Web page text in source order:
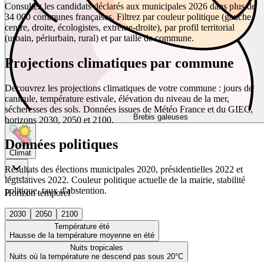
Brebis galeuses
Climat
Horizon temporel
2030 2050
2100
Température été
Hausse de la température moyenne en été
Nuits tropicales
Nuits où la température ne descend pas sous 20°C
Consultez les candidats déclarés aux municipales 2026 dans plus de
34 000 communes françaises. Filtrez par couleur politique (gauche,
centre, droite, écologistes, extrême-droite), par profil territorial
(urbain, périurbain, rural) et par taille de commune.
Projections climatiques par commune
Découvrez les projections climatiques de votre commune : jours de
canicule, température estivale, élévation du niveau de la mer,
sécheresses des sols. Données issues de Météo France et du GIEC,
horizons 2030, 2050 et 2100.
Données politiques
Résultats des élections municipales 2020, présidentielles 2022 et
législatives 2022. Couleur politique actuelle de la mairie, stabilité
politique, taux d'abstention.